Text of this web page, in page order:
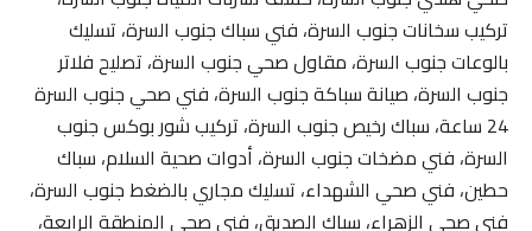
تركيب سخانات جنوب السرة، فني سباك جنوب السرة، تسليك
بالوعات جنوب السرة، مقاول صحي جنوب السرة، تصليح فلاتر
جنوب السرة، صيانة سباكة جنوب السرة، فني صحي جنوب السرة
24 ساعة، سباك رخيص جنوب السرة، تركيب شور بوكس جنوب
السرة، فني مضخات جنوب السرة، أدوات صحية السلام، سباك
حطين، فني صحي الشهداء، تسليك مجاري بالضغط جنوب السرة،
فني صحي الزهراء، سباك الصديق، فني صحي المنطقة الرابعة،